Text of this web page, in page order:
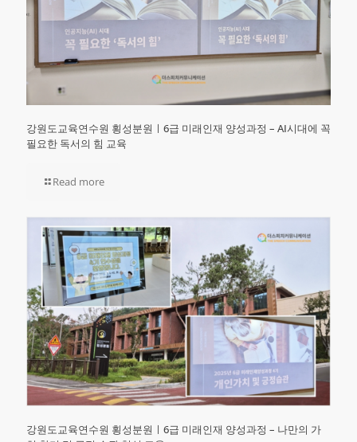
강원도교육연수원 횡성분원ㅣ6급 미래인재 양성과정 – AI시대에 꼭
필요한 독서의 힘 교육
Read more
강원도교육연수원 횡성분원ㅣ6급 미래인재 양성과정 – 나만의 가